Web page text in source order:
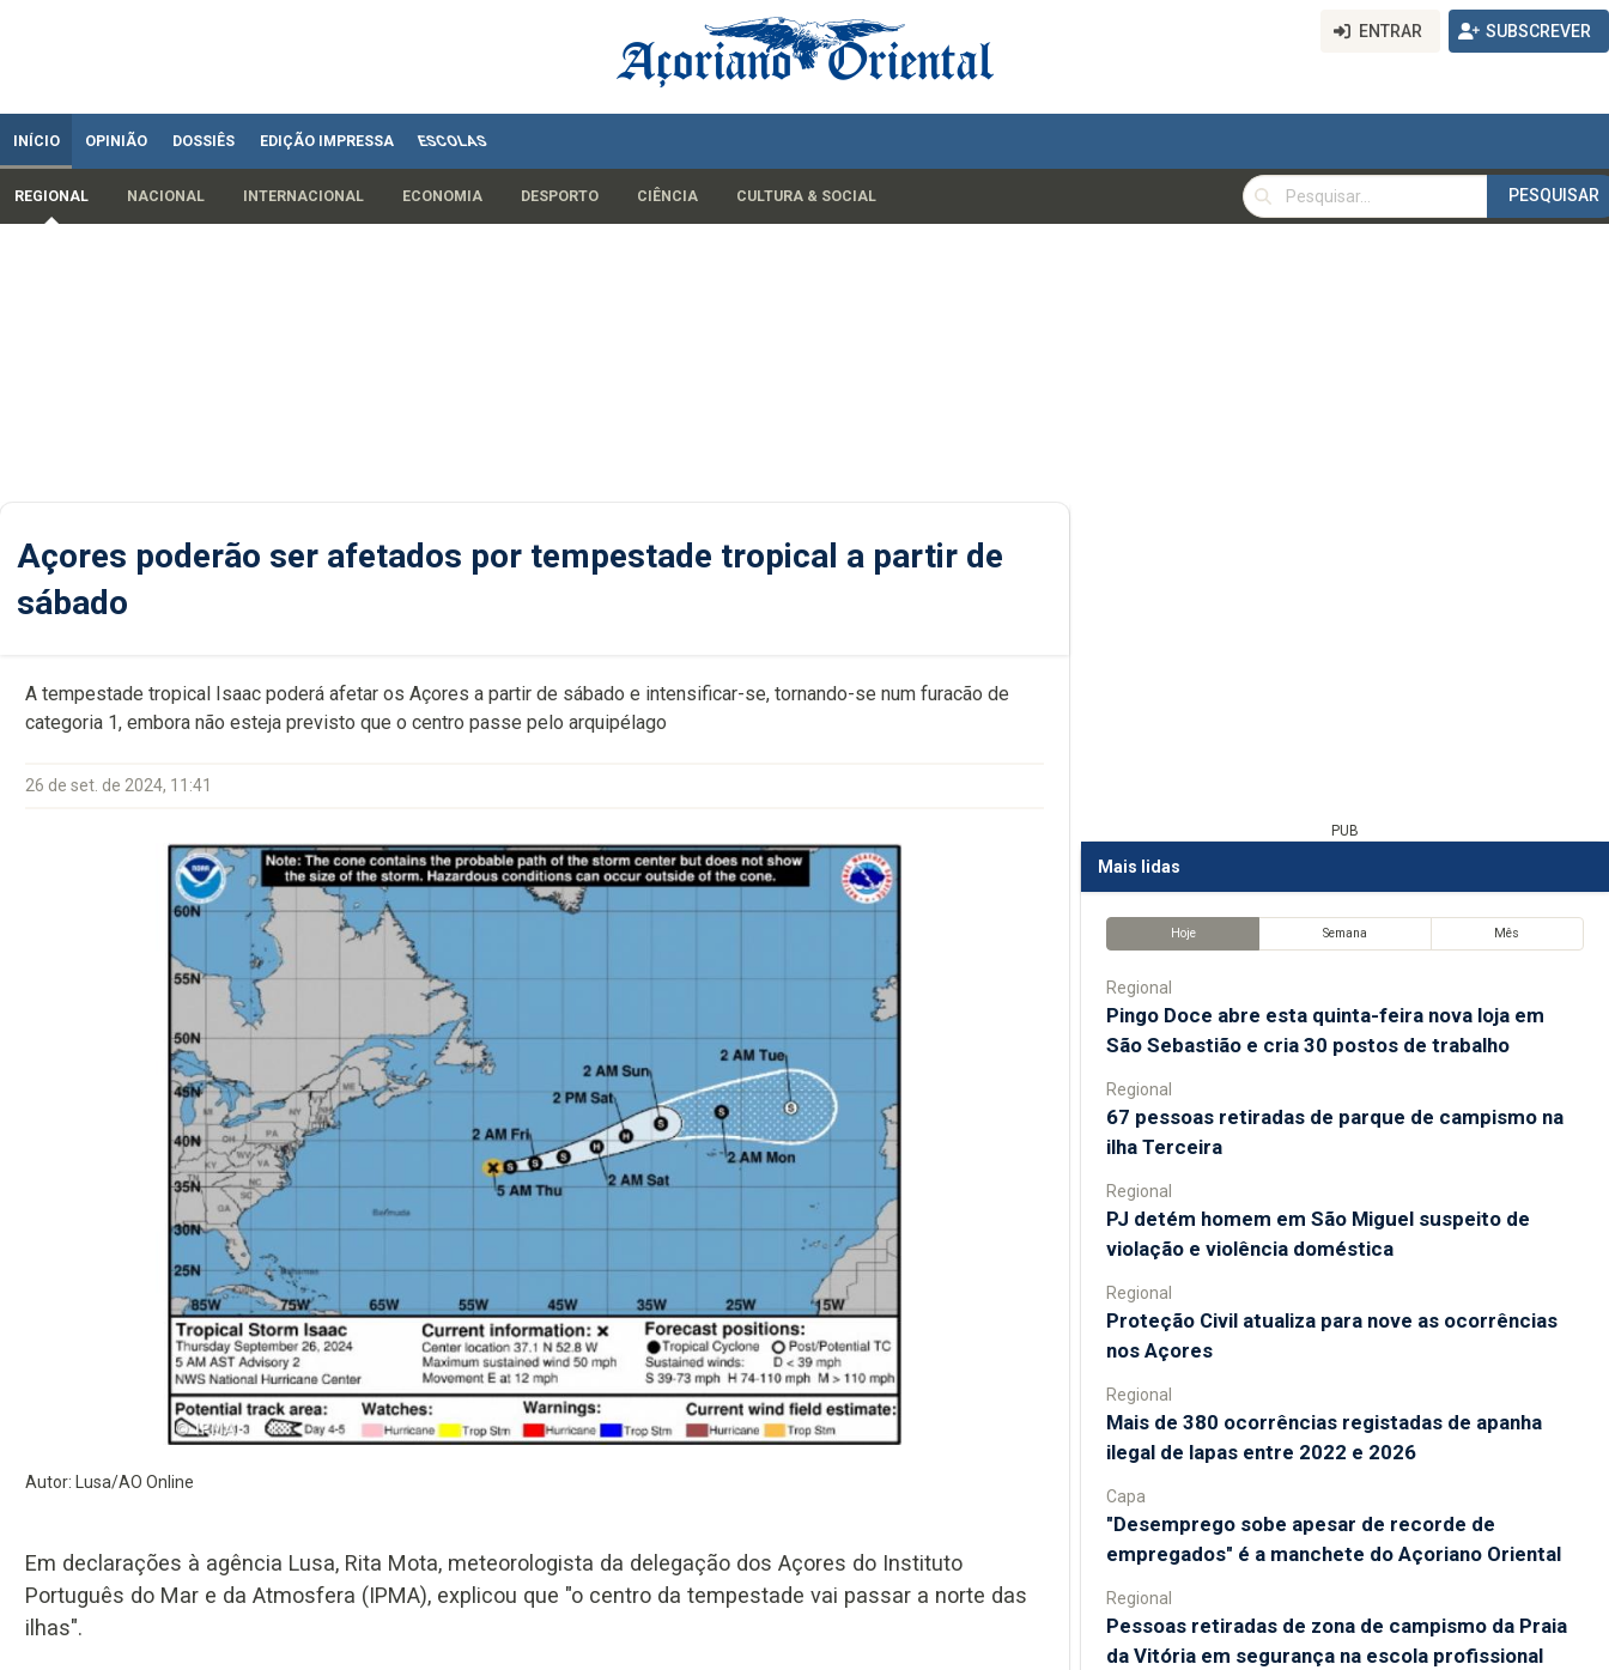
ENTRAR SUBSCREVER
INÍCIO OPINIÃO DOSSIÊS EDIÇÃO IMPRESSA ESCOLAS
REGIONAL NACIONAL INTERNACIONAL ECONOMIA DESPORTO CIÊNCIA CULTURA & SOCIAL
PESQUISAR
PESQUISAR
Açores poderão ser afetados por tempestade tropical a partir de
sábado
A tempestade tropical Isaac poderá afetar os Açores a partir de sábado e intensificar-se, tornando-se num furacão de
categoria 1, embora não esteja previsto que o centro passe pelo arquipélago
26 de set. de 2024, 11:41
Autor: Lusa/AO Online
Em declarações à agência Lusa, Rita Mota, meteorologista da delegação dos Açores do Instituto
Português do Mar e da Atmosfera (IPMA), explicou que "o centro da tempestade vai passar a norte das
ilhas".
PUB
Mais lidas
Hoje Semana Mês
Regional
Pingo Doce abre esta quinta-feira nova loja em
São Sebastião e cria 30 postos de trabalho
Regional
67 pessoas retiradas de parque de campismo na
ilha Terceira
Regional
PJ detém homem em São Miguel suspeito de
violação e violência doméstica
Regional
Proteção Civil atualiza para nove as ocorrências
nos Açores
Regional
Mais de 380 ocorrências registadas de apanha
ilegal de lapas entre 2022 e 2026
Capa
"Desemprego sobe apesar de recorde de
empregados" é a manchete do Açoriano Oriental
Regional
Pessoas retiradas de zona de campismo da Praia
da Vitória em segurança na escola profissional